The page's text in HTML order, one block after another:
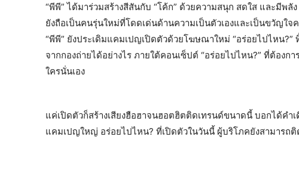
“พีพี” ได้มาร่วมสร้างสีสันกับ “โค้ก” ด้วยความสนุก สดใส และมีพลั
ยังถือเป็นคนรุ่นใหม่ที่โดดเด่นด้านความเป็นตัวเองและเป็นขวัญใ
“พีพี” ยังประเดิมแคมเปญเปิดตัวด้วยโฆษณาใหม่ “อร่อยไปไหน
จากกองถ่ายได้อย่างไร ภายใต้คอนเซ็ปต์ “อร่อยไปไหน?” ที่ต้อง
ใครนั่นเอง
แค่เปิดตัวก็สร้างเสียงฮือฮาจนฮอตฮิตติดเทรนด์ขนาดนี้ บอกได้คำ
แคมเปญใหญ่ อร่อยไปไหน? ที่เปิดตัวในวันนี้ ผู้บริโภคยังสามารถ